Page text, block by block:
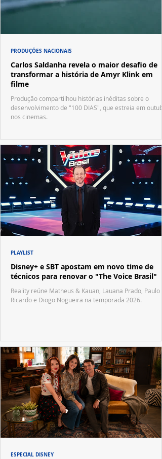
Carlos Saldanha revela o maior desafio de
transformar a história de Amyr Klink em
filme
Produção compartilhou histórias inéditas sobre o
desenvolvimento de "100 DIAS", que estreia em
nos cinemas.
PRODUÇÕES NACIONAIS
Disney+ e SBT apostam em novo time de
técnicos para renovar o "The Voice Brasil"
Reality reúne Matheus & Kauan, Lauana Prado, Paulo
Ricardo e Diogo Nogueira na temporada 2026.
PLAYLIST
ESPECIAL DISNEY